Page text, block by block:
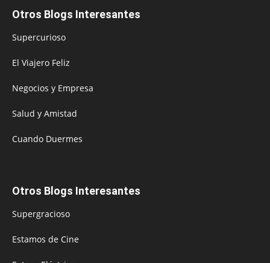
Otros Blogs Interesantes
Supercurioso
El Viajero Feliz
Negocios y Empresa
Salud y Amistad
Cuando Duermes
Otros Blogs Interesantes
Supergracioso
Estamos de Cine